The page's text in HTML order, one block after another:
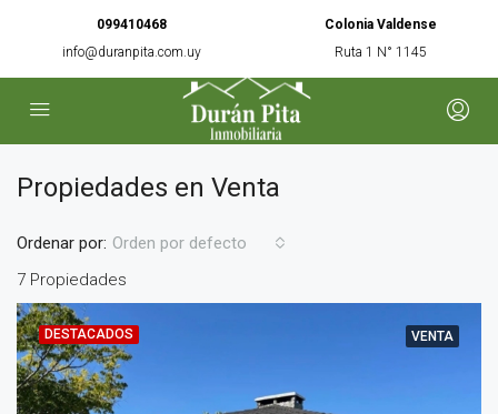
099410468
info@duranpita.com.uy
Colonia Valdense
Ruta 1 N° 1145
Propiedades en Venta
7 Propiedades
Ordenar por: Orden por defecto
DESTACADOS VENTA